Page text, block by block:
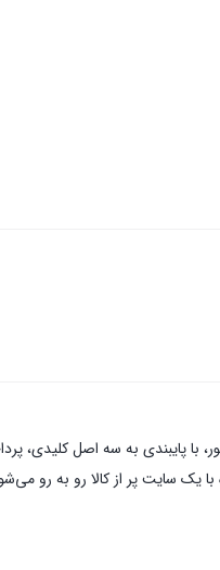
یک سایت پر از کالا رو به رو